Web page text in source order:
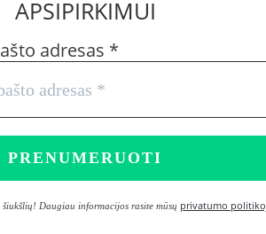
APSIPIRKIMUI
adresas *
šiukšlių! Daugiau informacijos rasite mūsų privatumo